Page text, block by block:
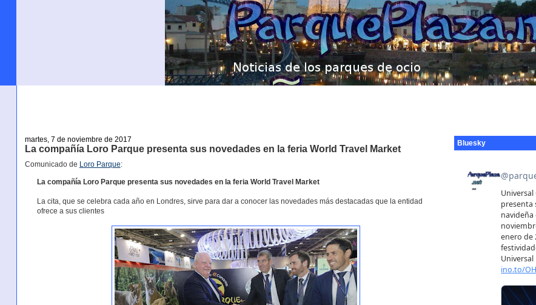
martes, 7 de noviembre de 2017
La compañía Loro Parque presenta sus novedades en la feria World Travel Market
Comunicado de Loro Parque:
La compañía Loro Parque presenta sus novedades en la feria World Travel Market
La cita, que se celebra cada año en Londres, sirve para dar a conocer las novedades más destacadas que la entidad
ofrece a sus clientes
Bluesky